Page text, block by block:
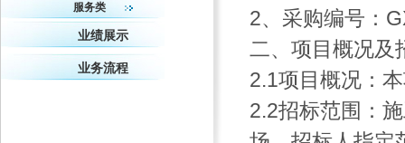
2、采购编号：
二、项目概况及
2.1项目概况：
2.2招标范围：
服务类
业绩展示
业务流程